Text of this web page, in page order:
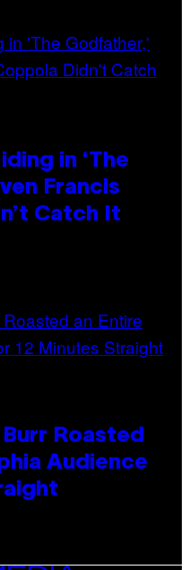
in ‘The
Francis
Catch It
Roasted
Audience